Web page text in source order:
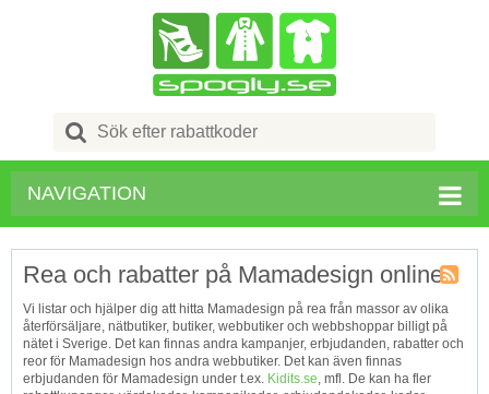
Search
for:
NAVIGATION
Tagg
RSS
Rea och rabatter på Mamadesign online
Vi listar och hjälper dig att hitta Mamadesign på rea från massor av olika
återförsäljare, nätbutiker, butiker, webbutiker och webbshoppar billigt på
nätet i Sverige. Det kan finnas andra kampanjer, erbjudanden, rabatter och
reor för Mamadesign hos andra webbutiker. Det kan även finnas
erbjudanden för Mamadesign under t.ex. Kidits.se, mfl. De kan ha fler